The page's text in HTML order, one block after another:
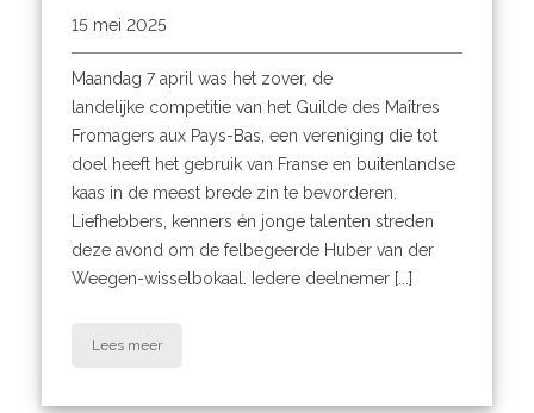
15 mei 2025
Maandag 7 april was het zover, de
landelijke competitie van het Guilde des Maîtres
Fromagers aux Pays-Bas, een vereniging die tot
doel heeft het gebruik van Franse en buitenlandse
kaas in de meest brede zin te bevorderen.
Liefhebbers, kenners én jonge talenten streden
deze avond om de felbegeerde Huber van der
Weegen-wisselbokaal. Iedere deelnemer [...]
Lees meer